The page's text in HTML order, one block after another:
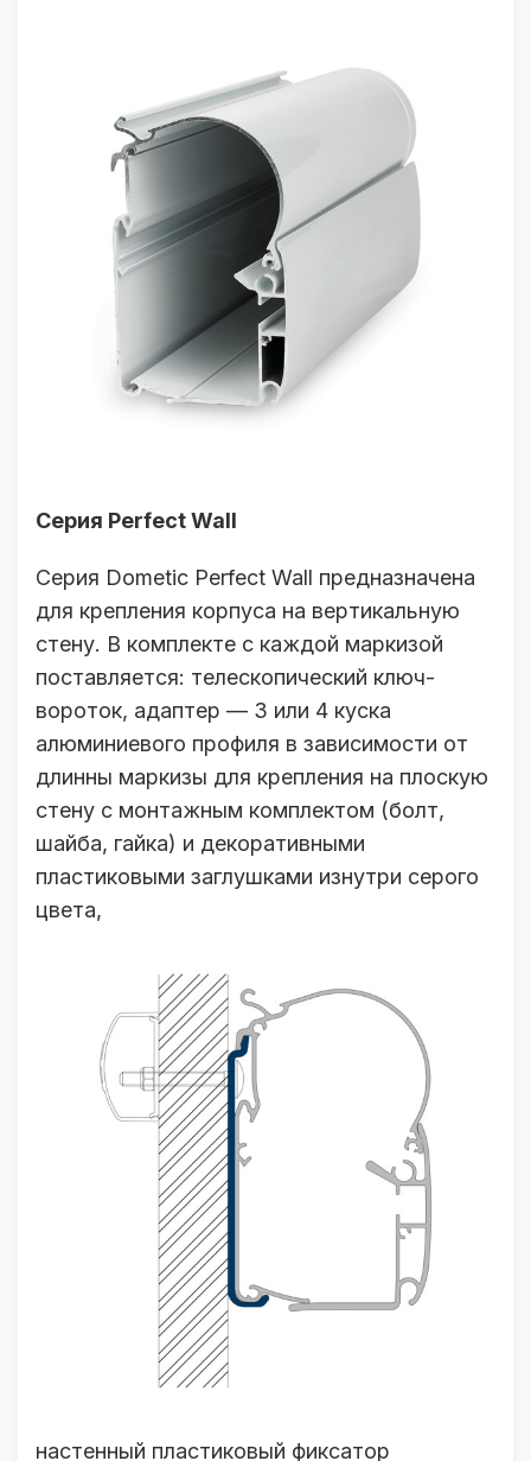
Серия Perfect Wall
Серия Dometic Perfect Wall предназначена
для крепления корпуса на вертикальную
стену. В комплекте с каждой маркизой
поставляется: телескопический ключ-
вороток, адаптер — 3 или 4 куска
алюминиевого профиля в зависимости от
длинны маркизы для крепления на плоскую
стену с монтажным комплектом (болт,
шайба, гайка) и декоративными
пластиковыми заглушками изнутри серого
цвета,
настенный пластиковый фиксатор